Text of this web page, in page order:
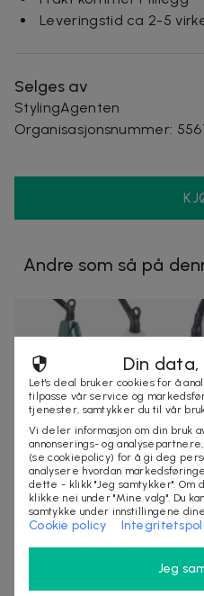
Leveringstid ca 2-5
Selges av
StylingAgenten
Organisasjonsnummer:
Andre som så på
299 kr599 kr-50 %
5-trinns
interessante stiliseringerFor
Din data,
Let's deal bruker cookies for å
tilpasse vår service og
tjenester, samtykker du til vår
Vi deler informasjon om din bruk
annonserings- og
(se cookiepolicy) for å gi deg
analysere hvordan
dette - klikk "Jeg samtykker". Om
klikke nei under "Mine valg". Du
samtykke under innstillingene dine.
Cookie policy
Jeg